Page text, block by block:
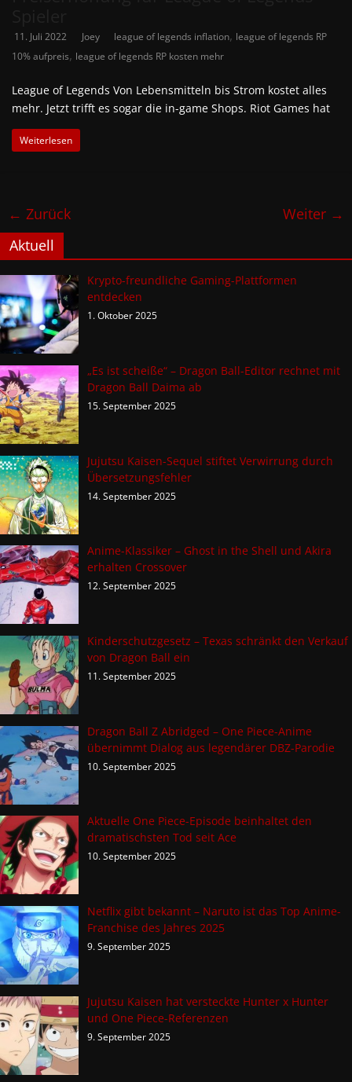
11. Juli 2022 Joey league of legends inflation, league of legends RP
10% aufpreis, league of legends RP kosten mehr
League of Legends Von Lebensmitteln bis Strom kostet alles
mehr. Jetzt trifft es sogar die in-game Shops. Riot Games hat
Weiterlesen
← Zurück
Weiter →
Aktuell
Krypto-freundliche Gaming-Plattformen
entdecken
1. Oktober 2025
„Es ist scheiße“ – Dragon Ball-Editor rechnet mit
Dragon Ball Daima ab
15. September 2025
Jujutsu Kaisen-Sequel stiftet Verwirrung durch
Übersetzungsfehler
14. September 2025
Anime-Klassiker – Ghost in the Shell und Akira
erhalten Crossover
12. September 2025
Kinderschutzgesetz – Texas schränkt den Verkauf
von Dragon Ball ein
11. September 2025
Dragon Ball Z Abridged – One Piece-Anime
übernimmt Dialog aus legendärer DBZ-Parodie
10. September 2025
Aktuelle One Piece-Episode beinhaltet den
dramatischsten Tod seit Ace
10. September 2025
Netflix gibt bekannt – Naruto ist das Top Anime-
Franchise des Jahres 2025
9. September 2025
Jujutsu Kaisen hat versteckte Hunter x Hunter
und One Piece-Referenzen
9. September 2025